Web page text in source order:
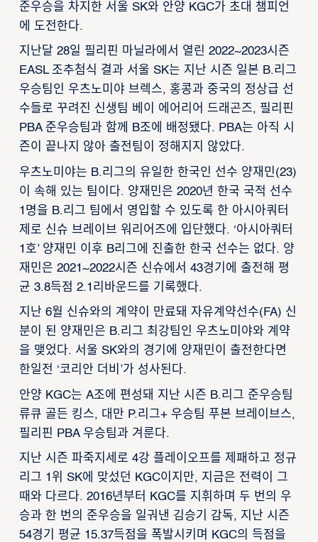
준우승을 차지한 서울 SK와 안양 KGC가 초대 챔피언
에 도전한다.
지난달 28일 필리핀 마닐라에서 열린 2022~2023시즌
EASL 조추첨식 결과 서울 SK는 지난 시즌 일본 B.리그
우승팀인 우츠노미야 브렉스, 홍콩과 중국의 정상급 선
수들로 꾸려진 신생팀 베이 에어리어 드래곤즈, 필리핀
PBA 준우승팀과 함께 B조에 배정됐다. PBA는 아직 시
즌이 끝나지 않아 출전팀이 정해지지 않았다.
우츠노미야는 B.리그의 유일한 한국인 선수 양재민(23)
이 속해 있는 팀이다. 양재민은 2020년 한국 국적 선수
1명을 B.리그 팀에서 영입할 수 있도록 한 아시아쿼터
제로 신슈 브레이브 워리어즈에 입단했다. ‘아시아쿼터
1호’ 양재민 이후 B리그에 진출한 한국 선수는 없다. 양
재민은 2021~2022시즌 신슈에서 43경기에 출전해 평
균 3.8득점 2.1리바운드를 기록했다.
지난 6월 신슈와의 계약이 만료돼 자유계약선수(FA) 신
분이 된 양재민은 B.리그 최강팀인 우츠노미야와 계약
을 맺었다. 서울 SK와의 경기에 양재민이 출전한다면
한일전 ‘코리안 더비’가 성사된다.
안양 KGC는 A조에 편성돼 지난 시즌 B.리그 준우승팀
류큐 골든 킹스, 대만 P.리그+ 우승팀 푸본 브레이브스,
필리핀 PBA 우승팀과 겨룬다.
지난 시즌 파죽지세로 4강 플레이오프를 제패하고 정규
리그 1위 SK에 맞섰던 KGC이지만, 지금은 전력이 그
때와 다르다. 2016년부터 KGC를 지휘하며 두 번의 우
승과 한 번의 준우승을 일궈낸 김승기 감독, 지난 시즌
54경기 평균 15.37득점을 폭발시키며 KGC의 득점을